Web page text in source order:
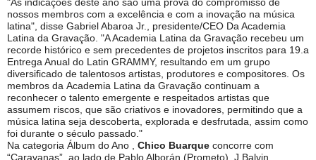
"As indicações deste ano são uma prova do compromisso de
nossos membros com a excelência e com a inovação na música
latina", disse Gabriel Abaroa Jr., presidente/CEO Da Academia
Latina da Gravação. "A Academia Latina da Gravação recebeu um
recorde histórico e sem precedentes de projetos inscritos para 19.a
Entrega Anual do Latin GRAMMY, resultando em um grupo
diversificado de talentosos artistas, produtores e compositores. Os
membros da Academia Latina da Gravação continuam a
reconhecer o talento emergente e respeitados artistas que
assumem riscos, que são criativos e inovadores, permitindo que a
música latina seja descoberta, explorada e desfrutada, assim como
foi durante o século passado."
Na categoria Álbum do Ano ,
Chico Buarque concorre com
“Caravanas”, ao lado de Pablo Alborán (Prometo), J Balvin